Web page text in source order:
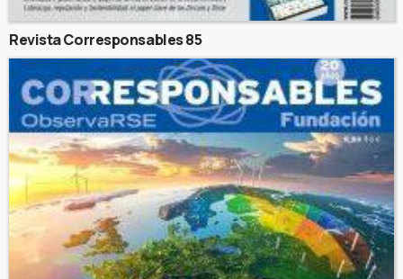
Revista Corresponsables 85